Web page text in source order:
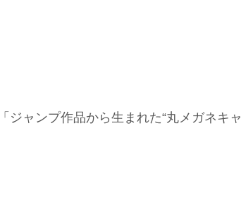
ャンプ作品から生まれた“丸メガネキャ